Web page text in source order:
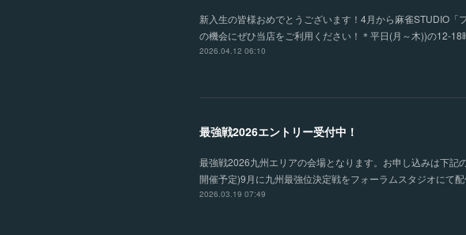
新入生の皆様おめでとうございます！4月から麻雀STUDIO
の機会にぜひ当店をご利用ください！＊平日(月～木))の12-
2026.04.12 06:10
最強戦2026エントリー受付中！
最強戦2026九州エリアの会場となります。お申し込みは下
開催予定)9月に九州最強位決定戦をフォーラムスタジオにて配
2026.03.19 07:49